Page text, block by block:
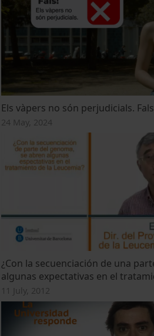
Els vàpers no són perjudicials.
24 May, 2024
¿Con la secuenciación de una
algunas expectativas en el
11 July, 2012